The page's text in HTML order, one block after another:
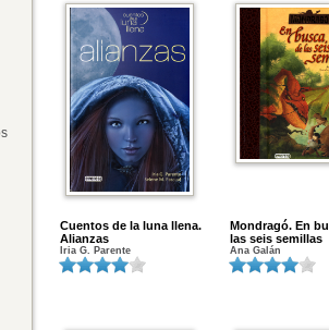
Cuentos de la luna llena.
Alianzas
Iria G. Parente
Mondragó. En
las seis semillas
Ana Galán